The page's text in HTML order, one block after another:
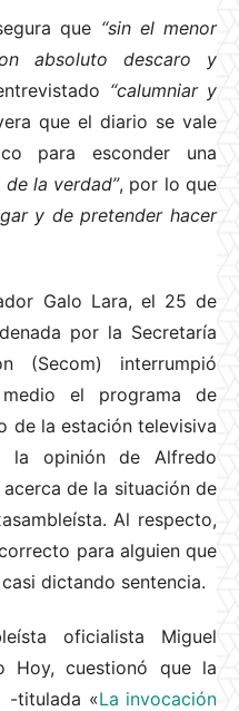
que “sin el menor
absoluto descaro y
“calumniar y
que el diario se vale
para esconder una
la verdad”, por lo que
y de pretender hacer
Galo Lara, el 25 de
por la Secretaría
(Secom) interrumpió
el programa de
de la estación televisiva
la opinión de Alfredo
de la situación de
Al respecto,
para alguien que
dictando sentencia.
oficialista Miguel
Hoy, cuestionó que la
-titulada «La invocación